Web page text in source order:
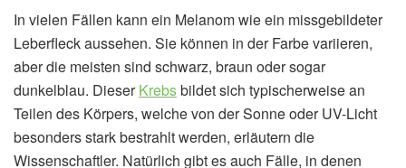
In vielen Fällen kann ein Melanom wie ein missgebildeter
Leberfleck aussehen. Sie können in der Farbe variieren,
aber die meisten sind schwarz, braun oder sogar
dunkelblau. DieserKrebsbildet sich typischerweise an
Teilen des Körpers, welche von der Sonne oder UV-Licht
besonders stark bestrahlt werden, erläutern die
Wissenschaftler. Natürlich gibt es auch Fälle, in denen